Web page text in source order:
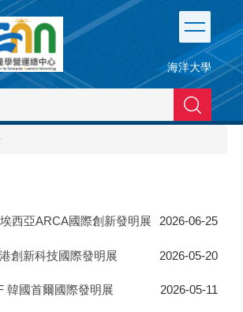
海洋大學
搜尋
西亞ARCA國際創新發明展 2026-06-25
創新科技國際發明展 2026-05-20
韓國首爾國際發明展 2026-05-11